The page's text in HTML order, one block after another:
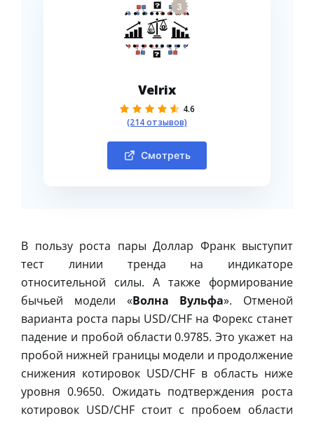
3
Velrix
4.6
(214 отзывов)
Смотреть
В пользу роста пары Доллар Франк выступит
тест линии тренда на индикаторе
относительной силы. А также формирование
бычьей модели «Волна Вульфа». Отменой
варианта роста пары USD/CHF на Форекс станет
падение и пробой области 0.9785. Это укажет на
пробой нижней границы модели и продолжение
снижения котировок USD/CHF в область ниже
уровня 0.9650. Ожидать подтверждения роста
котировок USD/CHF стоит с пробоем области